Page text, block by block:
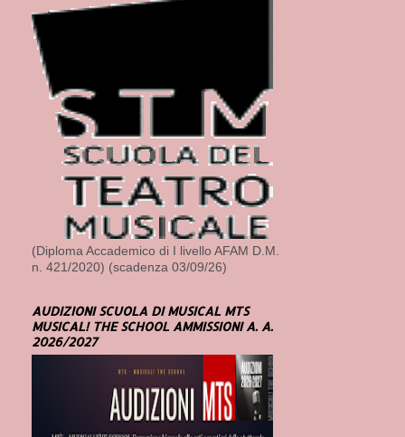
(Diploma Accademico di I livello AFAM D.M.
n. 421/2020) (scadenza 03/09/26)
AUDIZIONI SCUOLA DI MUSICAL MTS
MUSICAL! THE SCHOOL AMMISSIONI A. A.
2026/2027